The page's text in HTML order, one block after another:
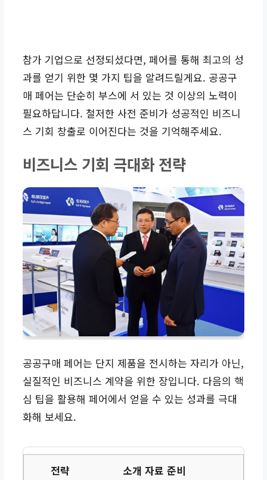
참가 기업으로 선정되셨다면, 페어를 통해 최고의 성
과를 얻기 위한 몇 가지 팁을 알려드릴게요. 공공구
매 페어는 단순히 부스에 서 있는 것 이상의 노력이
필요하답니다. 철저한 사전 준비가 성공적인 비즈니
스 기회 창출로 이어진다는 것을 기억해주세요.
비즈니스 기회 극대화 전략
공공구매 페어는 단지 제품을 전시하는 자리가 아닌,
실질적인 비즈니스 계약을 위한 장입니다. 다음의 핵
심 팁을 활용해 페어에서 얻을 수 있는 성과를 극대
화해 보세요.
소개 자료 준비